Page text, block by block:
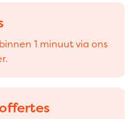
1 minuut via ons